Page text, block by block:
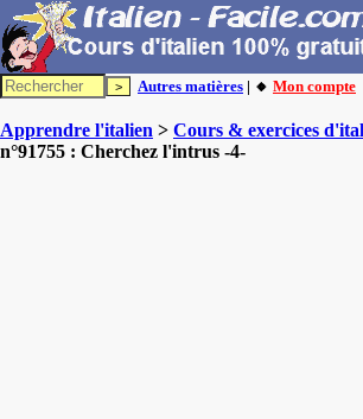
Autres matières | 🔸 Mon compte
Apprendre l'italien > Cours & exercices
n°91755 : Cherchez l'intrus -4-